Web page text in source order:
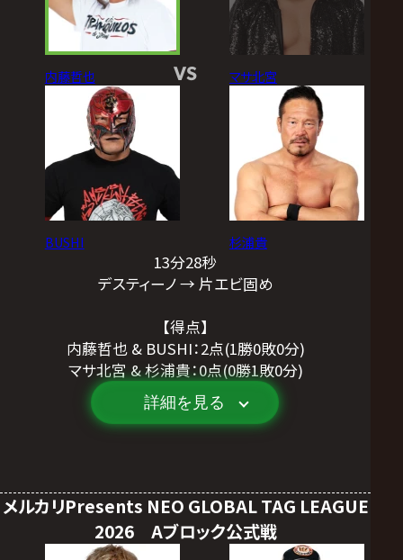
内藤哲也
BUSHI
VS マサ北宮
杉浦貴
13分28秒
デスティーノ → 片エビ固め
【得点】
内藤哲也 & BUSHI：2点(1勝0敗0分)
マサ北宮 & 杉浦貴：0点(0勝1敗0分)
詳細を見る
メルカリPresents NEO GLOBAL TAG LEAGUE
2026 Aブロック公式戦